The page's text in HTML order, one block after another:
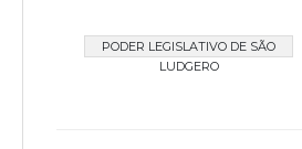
PODER LEGISLATIVO DE SÃO
LUDGERO